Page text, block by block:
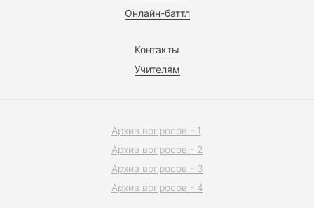
Онлайн-баттл
Контакты
Учителям
Архив вопросов - 1
Архив вопросов - 2
Архив вопросов - 3
Архив вопросов - 4